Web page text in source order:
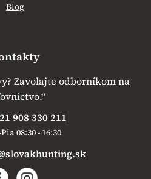
Blog
Zavolajte odborníkom na
908 330 211
08:30 - 16:30